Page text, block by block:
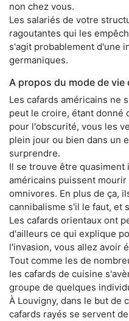
non chez vous.
Les salariés de votre
ragoutantes qui les
s'agit probablement d'une
germaniques.
A propos du mode de
Les cafards américains ne
peut le croire, étant donné
pour l'obscurité, vous les
plein jour ou bien dans un
surprendre.
Il se trouve être quasiment
américains puissent
omnivores. En plus de ça,
cannibalisme s'il le faut, et
Les cafards orientaux ont
d'ailleurs ce qui explique
l'invasion, vous allez avoir
Tout comme les de
les cafards de cuisine
groupe de quelques
À Louvigny, dans le but de
cafards rayés se servent